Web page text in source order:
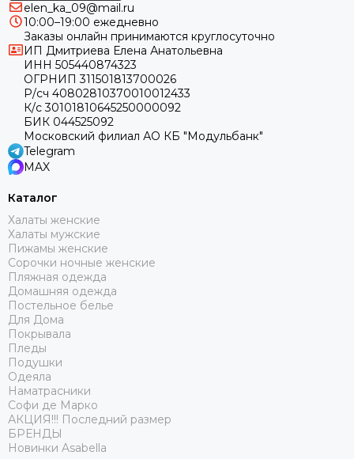
elen_ka_09@mail.ru
10:00–19:00 ежедневно
Заказы онлайн принимаются круглосуточно
ИП Дмитриева Елена Анатольевна
ИНН 505440874323
ОГРНИП 311501813700026
Р/сч 40802810370010012433
К/с 30101810645250000092
БИК 044525092
Московский филиал АО КБ "Модульбанк"
Telegram
MAX
Каталог
Халаты женские
Халаты мужские
Пижамы женские
Сорочки ночные женские
Пляжная одежда
Домашняя одежда
Постельное белье
Для Дома
Покрывала
Пледы
Подушки
Одеяла
Наматрасники
Софи де Марко
АКЦИЯ!!! Последний размер
БРЕНДЫ
Новинки Asabella